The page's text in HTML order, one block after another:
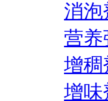
消泡
营养
增稠
增味